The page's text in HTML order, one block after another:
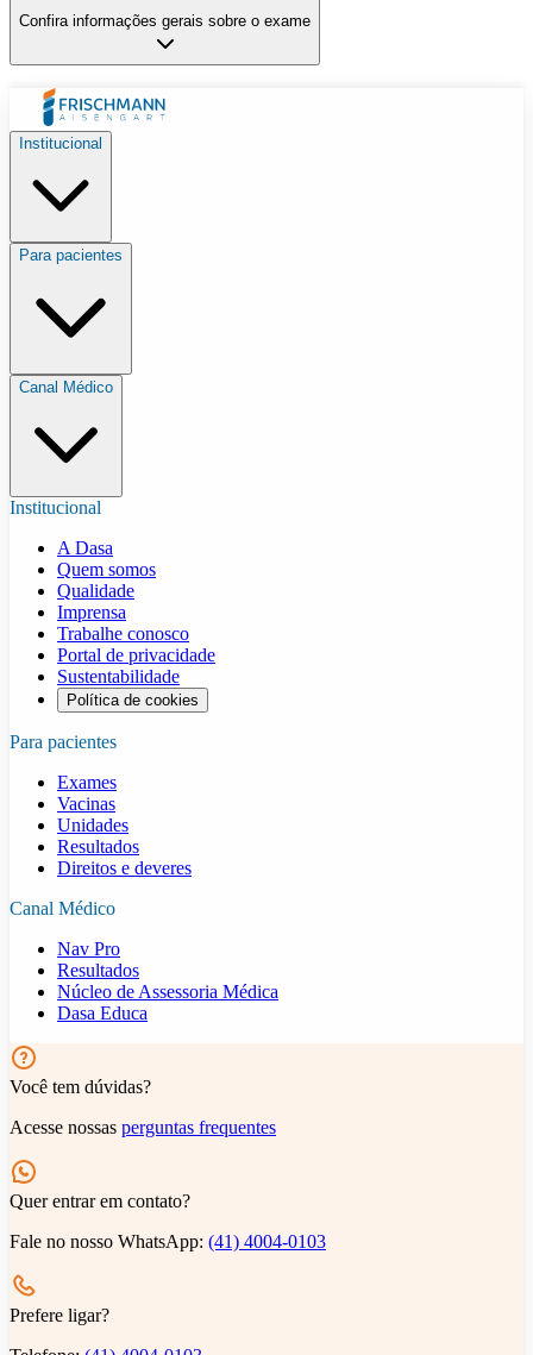
Confira informações gerais sobre o exame
Institucional
Para pacientes
Canal Médico
Institucional
A Dasa
Quem somos
Qualidade
Imprensa
Trabalhe conosco
Portal de privacidade
Sustentabilidade
Política de cookies
Para pacientes
Exames
Vacinas
Unidades
Resultados
Direitos e deveres
Canal Médico
Nav Pro
Resultados
Núcleo de Assessoria Médica
Dasa Educa
Você tem dúvidas?
Acesse nossas perguntas frequentes
Quer entrar em contato?
Fale no nosso WhatsApp: (41) 4004-0103
Prefere ligar?